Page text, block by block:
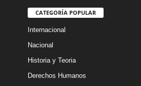
CATEGORÍA POPULAR
Internacional
Nacional
Historia y Teoria
Derechos Humanos